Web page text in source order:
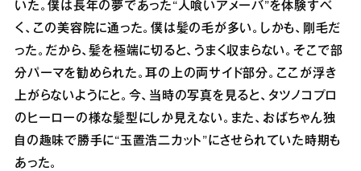
いた。僕は長年の夢であった“人喰いアメーバ”を体験すべ
く、この美容院に通った。僕は髪の毛が多い。しかも、剛毛だ
った。だから、髪を極端に切ると、うまく収まらない。そこで部
分パーマを勧められた。耳の上の両サイド部分。ここが浮き
上がらないようにと。今、当時の写真を見ると、タツノコプロ
のヒーローの様な髪型にしか見えない。また、おばちゃん独
自の趣味で勝手に“玉置浩二カット”にさせられていた時期も
あった。